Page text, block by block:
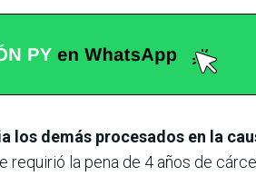
demás procesados en la
requirió la pena de 4 años de